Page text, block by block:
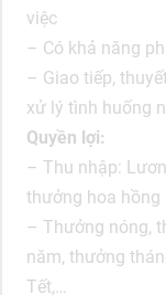
việc
– Có khả năng
– Giao tiếp,
xử lý tình huống
Quyền lợi:
– Thu nhập:
thưởng hoa hồng
– Thưởng nóng,
năm, thưởng
Tết,…